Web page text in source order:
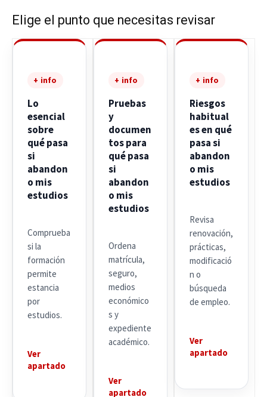
Elige el punto que necesitas revisar
+ info
Lo
esencial
sobre
qué pasa
si
abandon
o mis
estudios
Comprueba
si la
formación
permite
estancia
por
estudios.
Ver
apartado
+ info
Pruebas
y
documen
tos para
qué pasa
si
abandon
o mis
estudios
Ordena
matrícula,
seguro,
medios
económico
s y
expediente
académico.
Ver
apartado
+ info
Riesgos
habitual
es en qué
pasa si
abandon
o mis
estudios
Revisa
renovación,
prácticas,
modificació
n o
búsqueda
de empleo.
Ver
apartado